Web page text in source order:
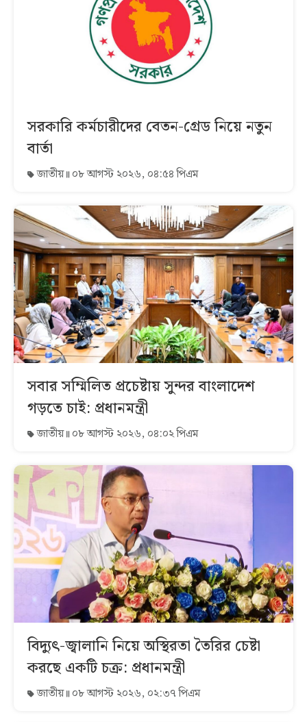
সরকারি কর্মচারীদের বেতন-গ্রেড নিয়ে নতুন
বার্তা
জাতীয় ০৮ আগস্ট ২০২৬, ০৪:৫৪ পিএম
সবার সম্মিলিত প্রচেষ্টায় সুন্দর বাংলাদেশ
গড়তে চাই: প্রধানমন্ত্রী
জাতীয় ০৮ আগস্ট ২০২৬, ০৪:০২ পিএম
বিদ্যুৎ-জ্বালানি নিয়ে অস্থিরতা তৈরির চেষ্টা
করছে একটি চক্র: প্রধানমন্ত্রী
জাতীয় ০৮ আগস্ট ২০২৬, ০২:৩৭ পিএম